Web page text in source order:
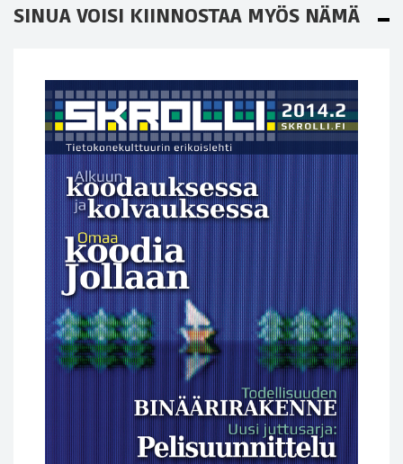
SINUA VOISI KIINNOSTAA MYÖS NÄMÄ